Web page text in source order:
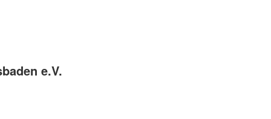
und Lob
e.V.